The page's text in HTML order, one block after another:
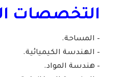
التخصصات
– المساحة.
– الهندسة الكيميائية.
– هندسة المواد.